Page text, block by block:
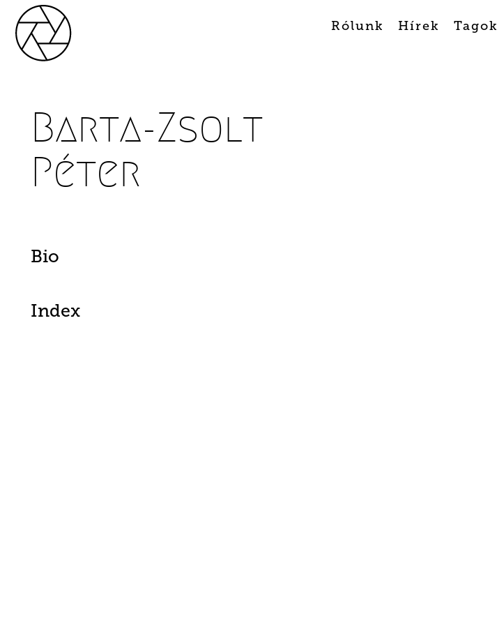
Rólunk Hírek Tagok
Barta-Zsolt
Péter
Bio
Index